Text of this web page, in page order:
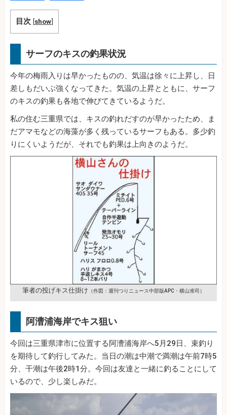
目次 [show]
サーフのキスの釣果状況
今年の梅雨入りは早かったものの、気温は徐々に上昇し、日
差しもだいぶ強くなってきた。気温の上昇とともに、サーフ
のキスの釣果も各地で伸びてきているようだ。
私の住む三重県では、キスの釣れだすのが早かったため、ま
だアマモなどの海藻が多く残っているサーフもある。多少釣
りにくいようだが、それでも釣果は上向きのようだ。
筆者の投げキス仕掛け （作図：週刊つりニュース中部版APC・横山准司）
阿漕浦海岸でキス狙い
今回は三重県津市に位置する阿漕浦海岸へ5月29日、束釣り
を期待して釣行してみた。当日の潮は中潮で満潮は午前7時5
分、干潮は午後2時1分。今回は友達と一緒に釣ることにして
いるので、少し楽しみだ。